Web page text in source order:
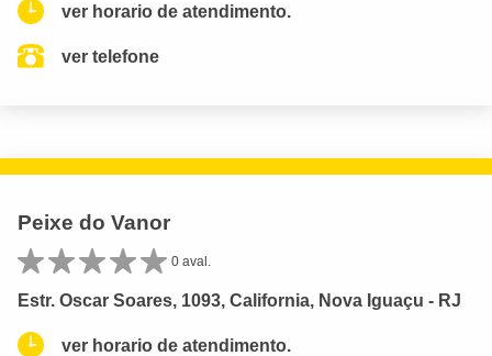
ver horario de atendimento.
ver telefone
Peixe do Vanor
0 aval.
Estr. Oscar Soares, 1093, California, Nova Iguaçu - RJ
ver horario de atendimento.